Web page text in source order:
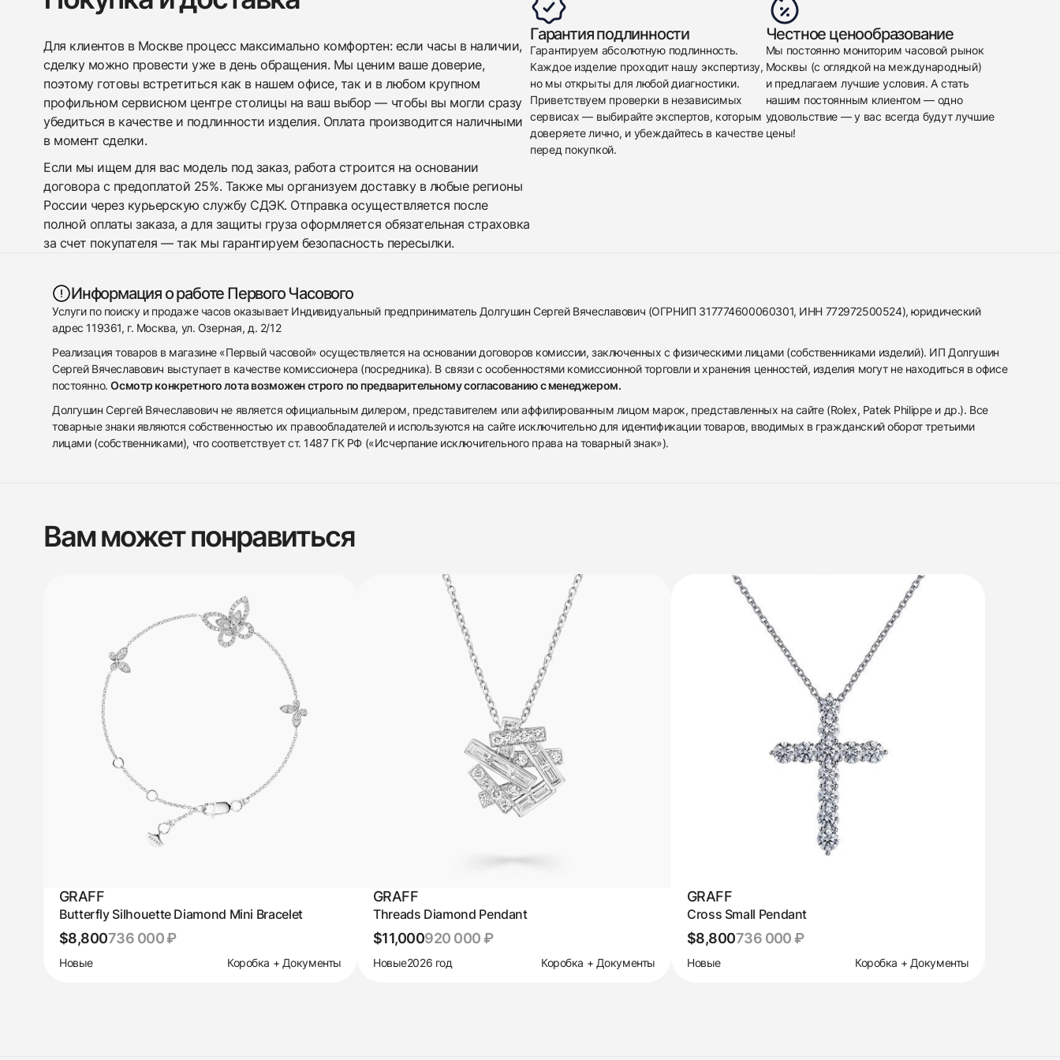
Для клиентов в Москве процесс максимально комфортен: если часы в наличии,
сделку можно провести уже в день обращения. Мы ценим ваше доверие,
поэтому готовы встретиться как в нашем офисе, так и в любом крупном
профильном сервисном центре столицы на ваш выбор — чтобы вы могли сразу
убедиться в качестве и подлинности изделия. Оплата производится наличными
в момент сделки.
Если мы ищем для вас модель под заказ, работа строится на основании
договора с предоплатой 25%. Также мы организуем доставку в любые регионы
России через курьерскую службу СДЭК. Отправка осуществляется после
полной оплаты заказа, а для защиты груза оформляется обязательная страховка
за счет покупателя — так мы гарантируем безопасность пересылки.
Гарантия подлинности
Гарантируем абсолютную подлинность.
Каждое изделие проходит нашу экспертизу,
но мы открыты для любой диагностики.
Приветствуем проверки в независимых
сервисах — выбирайте экспертов, которым
доверяете лично, и убеждайтесь в качестве
перед покупкой.
Честное ценообразование
Мы постоянно мониторим часовой рынок
Москвы (с оглядкой на международный)
и предлагаем лучшие условия. А стать
нашим постоянным клиентом — одно
удовольствие — у вас всегда будут лучшие
цены!
Информация о работе Первого Часового
Услуги по поиску и продаже часов оказывает Индивидуальный предприниматель Долгушин Сергей Вячеславович (ОГРНИП 317774600060301, ИНН 772972500524), юридический
адрес 119361, г. Москва, ул. Озерная, д. 2/12
Реализация товаров в магазине «Первый часовой» осуществляется на основании договоров комиссии, заключенных с физическими лицами (собственниками изделий). ИП Долгушин
Сергей Вячеславович выступает в качестве комиссионера (посредника). В связи с особенностями комиссионной торговли и хранения ценностей, изделия могут не находиться в офисе
постоянно.Осмотр конкретного лота возможен строго по предварительному согласованию с менеджером.
Долгушин Сергей Вячеславович не является официальным дилером, представителем или аффилированным лицом марок, представленных на сайте (Rolex, Patek Philippe и др.). Все
товарные знаки являются собственностью их правообладателей и используются на сайте исключительно для идентификации товаров, вводимых в гражданский оборот третьими
лицами (собственниками), что соответствует ст. 1487 ГК РФ («Исчерпание исключительного права на товарный знак»).
Отправить заявку
Приложите фото ваших часов…
Отправить заявку
Вам может понравиться
GRAFF
Butterfly Silhouette Diamond Mini Bracelet
$8,800736 000 ₽
Новые Коробка + Документы
GRAFF
Threads Diamond Pendant
$11,000920 000 ₽
Новые2026 год Коробка + Документы
GRAFF
Cross Small Pendant
$8,800736 000 ₽
Новые Коробка + Документы